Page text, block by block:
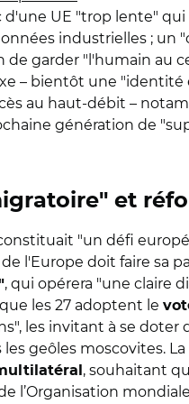
d'une UE "trop lente"
industrielles ; un
de garder "l'humain au
– bientôt une
au haut-débit –
génération de
et
"un défi
l'Europe doit faire sa
, qui opérera "une claire
les 27 adoptent le
les invitant à se
geôles moscovites.
, souhaitant
l’Organisation